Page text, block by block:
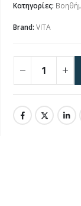
Κατηγορίες:
Brand: VITA